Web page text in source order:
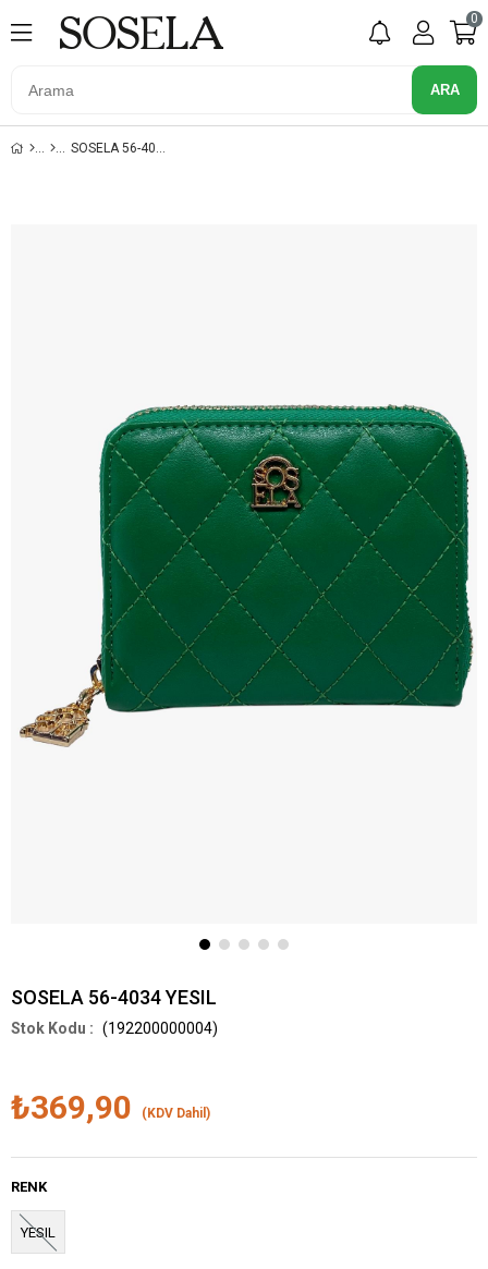
0
SOSELA 56-4034 YESIL
SOSELA 56-4034 YESIL
(192200000004)
₺369,90 (KDV Dahil)
RENK
YESIL